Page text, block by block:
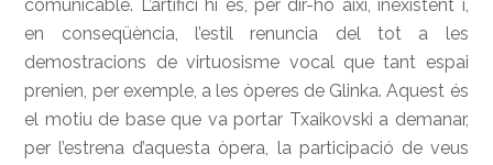
comunicable. L’artifici hi és, per dir-ho així, inexistent i,
en conseqüència, l’estil renuncia del tot a les
demostracions de virtuosisme vocal que tant espai
prenien, per exemple, a les òperes de Glinka. Aquest és
el motiu de base que va portar Txaikovski a demanar,
per l’estrena d’aquesta òpera, la participació de veus